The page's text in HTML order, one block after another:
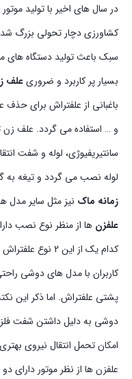
در سال های اخیر با تولید
کشاورزی دچار تحولی بزرگ
سبک باعث تولید دستگاه های
بسیار پر کاربرد و ضروریعلف
باغبانی از علفتراش برای
و … استفاده می گردد. علف زن
سانتیریفیوژی، لوله و شفت
لوله نصب می گردد و تیغه
زمانه ماک نیز مثل سایر مدل
علفزن ها از منظر نوع نصب دارای 2
کدام یک از این
کاربران با مدل های دوشی
پشتی علفتراش. اما ذکر این
دوشی به دلیل داشتن شفت
امکان تحمل انتقال نیروی